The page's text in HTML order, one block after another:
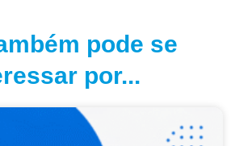
pode se
por...